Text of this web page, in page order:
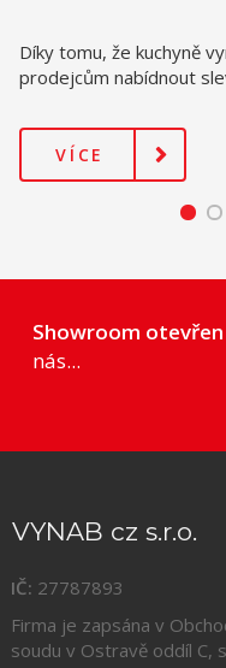
Díky tomu, že kuchyně
prodejcům nabídnout
VÍCE
Showroom
nás...
VYNAB cz s.r.o.
IČ: 27787893
Firma je zapsána v
soudu v Ostravě oddíl C,